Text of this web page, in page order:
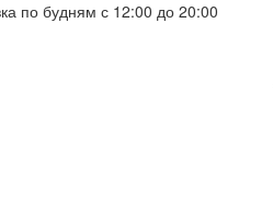
по будням с 12:00 до 20:00